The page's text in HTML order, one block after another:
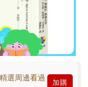
選周邊看過
加購